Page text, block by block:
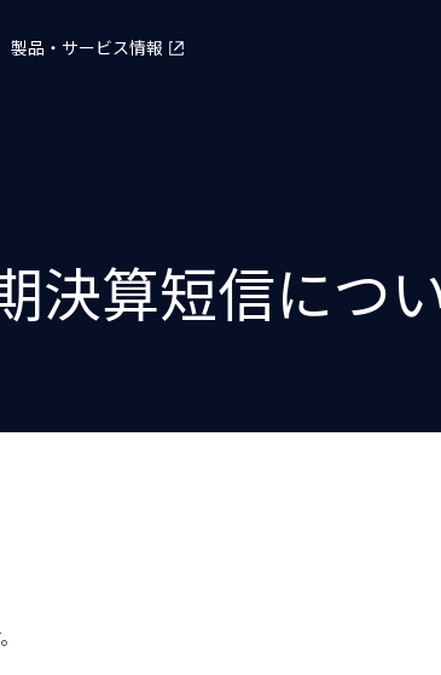
製品・サービス情報
決算短信につ